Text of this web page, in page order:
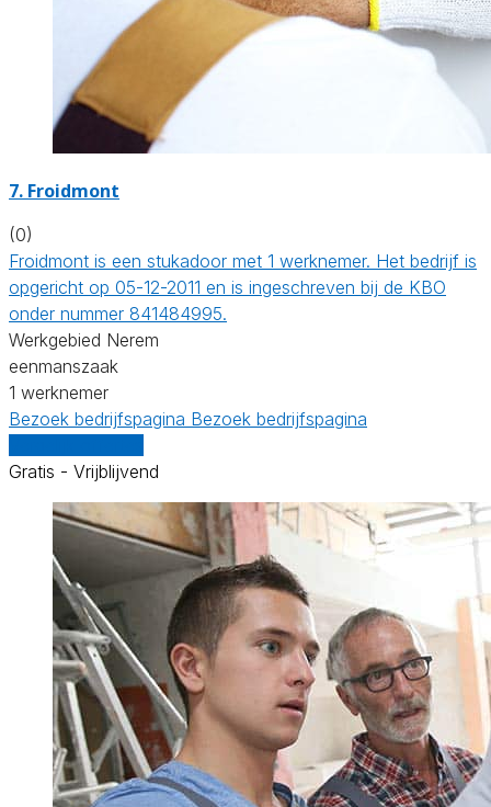
7. Froidmont
(0)
Froidmont is een stukadoor met 1 werknemer. Het bedrijf is
opgericht op 05-12-2011 en is ingeschreven bij de KBO
onder nummer 841484995.
Werkgebied Nerem
eenmanszaak
1 werknemer
Bezoek bedrijfspagina Bezoek bedrijfspagina
Gratis - Vrijblijvend